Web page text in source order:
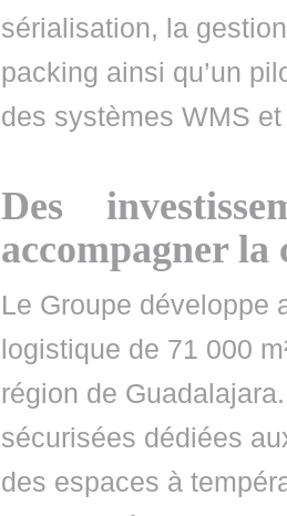
sérialisation, la
packing ainsi qu’un
des systèmes WMS
Des
accompagner la
Le Groupe développe
logistique de 71 000
région de
sécurisées dédiées
des espaces à